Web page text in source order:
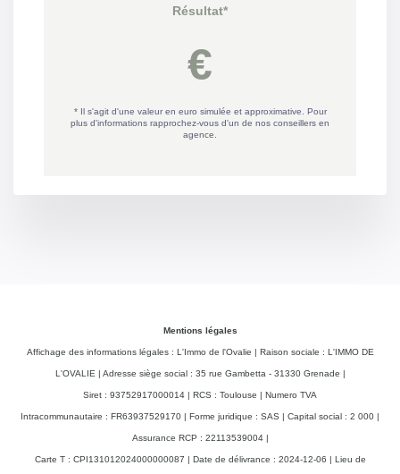
Mentions légales
Affichage des informations légales : L'Immo de l'Ovalie | Raison sociale : L'IMMO DE
L'OVALIE | Adresse siège social : 35 rue Gambetta - 31330 Grenade |
Siret : 93752917000014 | RCS : Toulouse | Numero TVA
Intracommunautaire : FR63937529170 | Forme juridique : SAS | Capital social : 2 000 |
Assurance RCP : 22113539004 |
Carte T : CPI131012024000000087 | Date de délivrance : 2024-12-06 | Lieu de